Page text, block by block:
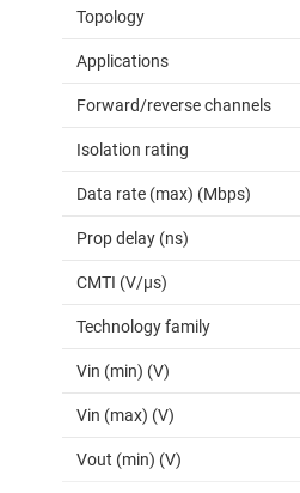
Topology
Applications
Forward/reverse channels
Isolation rating
Data rate (max) (Mbps)
Prop delay (ns)
CMTI (V/µs)
Technology family
Vin (min) (V)
Vin (max) (V)
Vout (min) (V)